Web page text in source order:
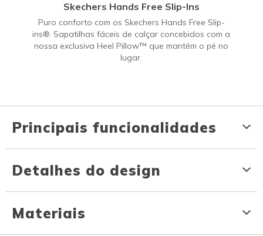
Skechers Hands Free Slip-Ins
Puro conforto com os Skechers Hands Free Slip-
ins®. Sapatilhas fáceis de calçar concebidos com a
nossa exclusiva Heel Pillow™ que mantém o pé no
lugar.
Principais funcionalidades
Detalhes do design
Materiais